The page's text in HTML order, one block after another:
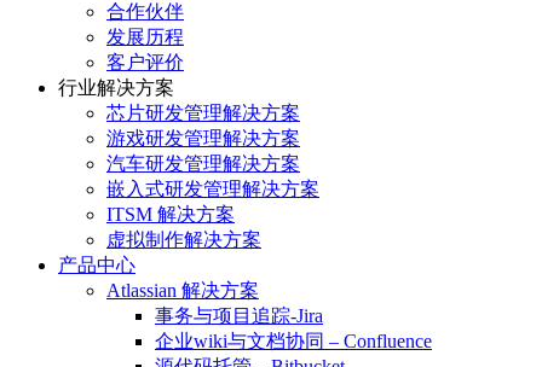
合作伙伴
发展历程
客户评价
行业解决方案
芯片研发管理解决方案
游戏研发管理解决方案
汽车研发管理解决方案
嵌入式研发管理解决方案
ITSM 解决方案
虚拟制作解决方案
产品中心
Atlassian 解决方案
事务与项目追踪-Jira
企业wiki与文档协同 – Confluence